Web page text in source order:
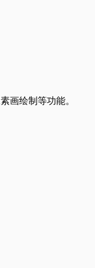
画绘制等功能。